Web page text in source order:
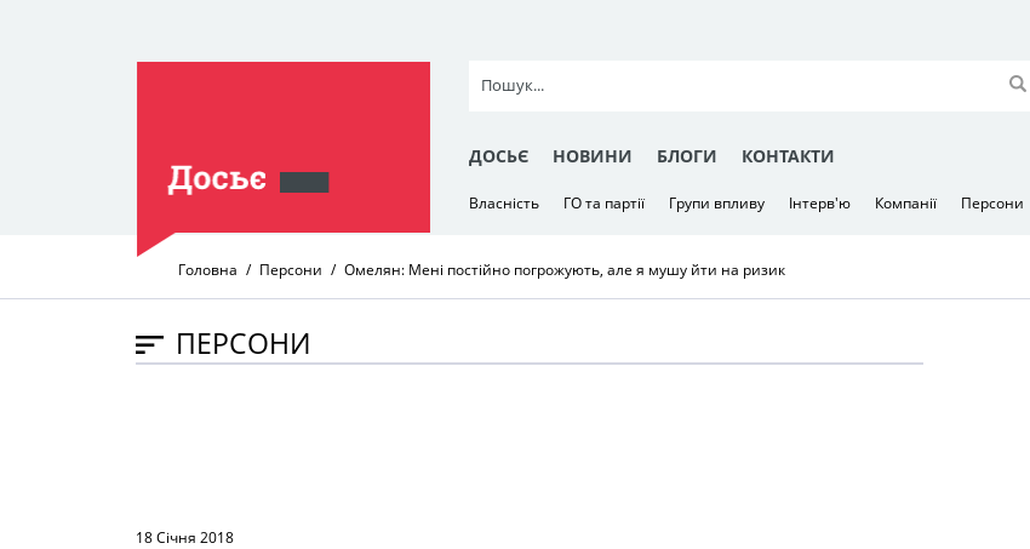
ДОСЬЄ НОВИНИ БЛОГИ КОНТАКТИ
Власність ГО та партії Групи впливу Інтерв'ю Компанії Персони
Головна Персони Омелян: Мені постійно погрожують, але я мушу йти на ризик
ПЕРСОНИ
18 Січня 2018